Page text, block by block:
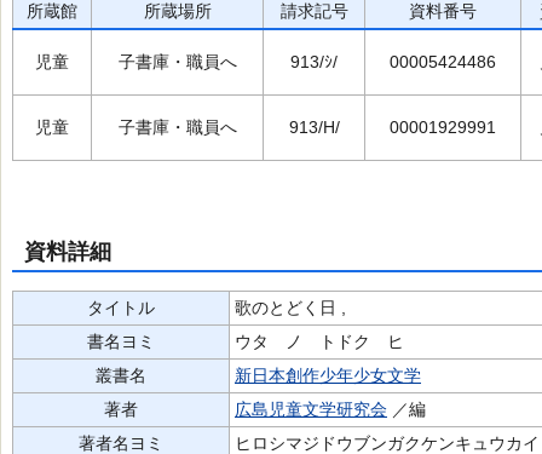
所蔵館 所蔵場所 請求記号 資料番号
児童 子書庫・職員へ 913/ｼ/ 00005424486
児童 子書庫・職員へ 913/H/ 00001929991
資料詳細
タイトル
歌のとどく日 ,
書名ヨミ
ウタ ノ トドク ヒ
叢書名
新日本創作少年少女文学
著者
広島児童文学研究会 ／編
著者名ヨミ
ヒロシマジドウブンガクケンキュウカイ